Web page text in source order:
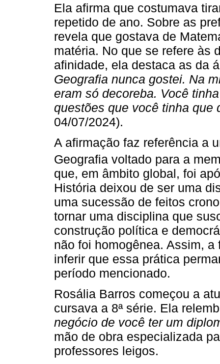
Ela afirma que costumava
repetido de ano. Sobre as
revela que gostava de
matéria. No que se refere às
afinidade, ela destaca as da
Geografia nunca gostei. Na
eram só decoreba. Você
questões que você tinha que
04/07/2024).
A afirmação faz referência a
Geografia voltado para a
que, em âmbito global, foi
História deixou de ser uma
uma sucessão de feitos
tornar uma disciplina que
construção política e
não foi homogênea. Assim,
inferir que essa prática
período mencionado.
Rosália Barros começou a
cursava a 8ª série. Ela
negócio de você ter um
mão de obra especializada
professores leigos.